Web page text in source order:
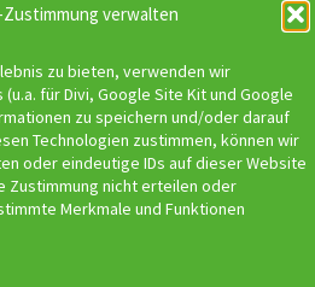
verwalten
zu bieten, verwenden wir
für Divi, Google Site Kit und Google
zu speichern und/oder darauf
Technologien zustimmen, können wir
oder eindeutige IDs auf dieser Website
Zustimmung nicht erteilen oder
Merkmale und Funktionen
Hannover >
Übersicht
Trainerliste >
Berlin >
Hannover >